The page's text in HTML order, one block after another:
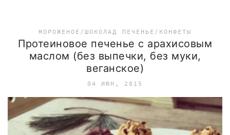
МОРОЖЕНОЕ/ШОКОЛАД ПЕЧЕНЬЕ/КОНФЕТЫ
Протеиновое печенье с арахисовым
маслом (без выпечки, без муки,
веганское)
04 ИЮН, 2015